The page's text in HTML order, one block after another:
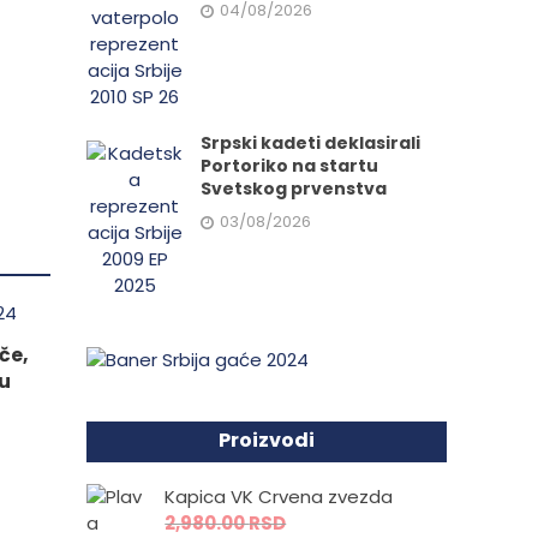
04/08/2026
Srpski kadeti deklasirali
Portoriko na startu
Svetskog prvenstva
03/08/2026
Proizvodi
Kapica VK Crvena zvezda
2,980.00RSD